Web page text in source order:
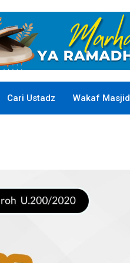
Cari Ustadz Wakaf Masjid